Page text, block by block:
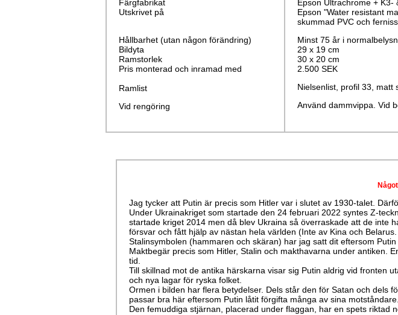
Färgfabrikat
Utskrivet på
Hållbarhet (utan någon förändring)
Bildyta
Ramstorlek
Pris monterad och inramad med
Ramlist
Vid rengöring
Epson Ultrachrome + K3-
Epson "Water resistant
skummad PVC och
Minst 75 år i
29 x 19 cm
30 x 20 cm
2.500 SEK
Nielsenlist, profil 33, matt
Använd dammvippa. Vid
Jag tycker att Putin är precis som Hitler var i slutet av 1930-talet.
Under Ukrainakriget som startade den 24 februari 2022 syntes Z-
startade kriget 2014 men då blev Ukraina så överraskade att de inte
försvar och fått hjälp av nästan hela världen (Inte av Kina och
Stalinsymbolen (hammaren och skäran) har jag satt dit eftersom
Maktbegär precis som Hitler, Stalin och makthavarna under antiken.
tid.
Till skillnad mot de antika härskarna visar sig Putin aldrig vid fronten
och nya lagar för ryska folket.
Ormen i bilden har flera betydelser. Dels står den för Satan och dels
passar bra här eftersom Putin låtit förgifta många av sina motståndare.
Den femuddiga stjärnan, placerad under flaggan, har en spets riktad